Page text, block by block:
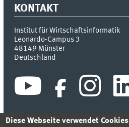
KONTAKT
Institut für Wirtschaftsinformatik
Leonardo-Campus 3
48149 Münster
Deutschland
Diese Webseite verwendet Cookies